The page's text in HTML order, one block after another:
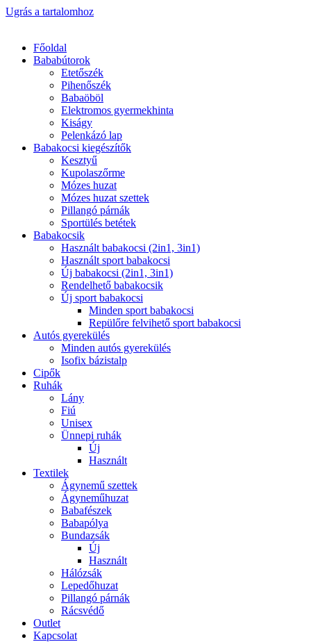
Ugrás a tartalomhoz
Főoldal
Bababútorok
Etetőszék
Pihenőszék
Babaöböl
Elektromos gyermekhinta
Kiságy
Pelenkázó lap
Babakocsi kiegészítők
Kesztyű
Kupolaszőrme
Mózes huzat
Mózes huzat szettek
Pillangó párnák
Sportülés betétek
Babakocsik
Használt babakocsi (2in1, 3in1)
Használt sport babakocsi
Új babakocsi (2in1, 3in1)
Rendelhető babakocsik
Új sport babakocsi
Minden sport babakocsi
Repülőre felvihető sport babakocsi
Autós gyerekülés
Minden autós gyerekülés
Isofix bázistalp
Cipők
Ruhák
Lány
Fiú
Unisex
Ünnepi ruhák
Új
Használt
Textilek
Ágynemű szettek
Ágyneműhuzat
Babafészek
Babapólya
Bundazsák
Új
Használt
Hálózsák
Lepedőhuzat
Pillangó párnák
Rácsvédő
Outlet
Kapcsolat